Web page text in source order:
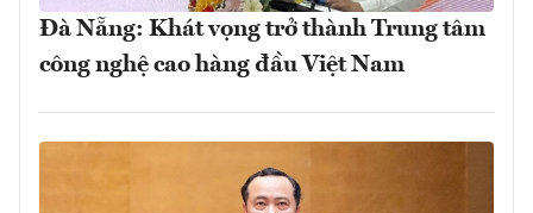
Đà Nẵng: Khát vọng trở thành Trung tâm
công nghệ cao hàng đầu Việt Nam